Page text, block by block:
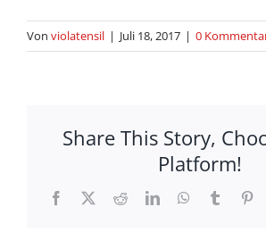
Von violatensil | Juli 18, 2017 | 0
Share This Story,
Platform!
Facebook
X RedditLinkedInWhatsApp
Tumblr